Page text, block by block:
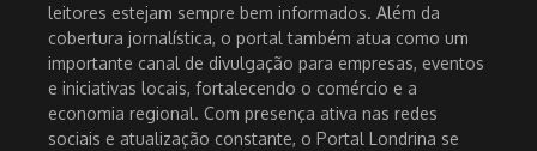
leitores estejam sempre bem informados. Além da
cobertura jornalística, o portal também atua como um
importante canal de divulgação para empresas, eventos
e iniciativas locais, fortalecendo o comércio e a
economia regional. Com presença ativa nas redes
sociais e atualização constante, o Portal Londrina se